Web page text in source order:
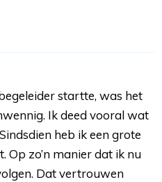
startte, was het
Ik deed vooral wat
heb ik een grote
zo’n manier dat ik nu
Dat vertrouwen